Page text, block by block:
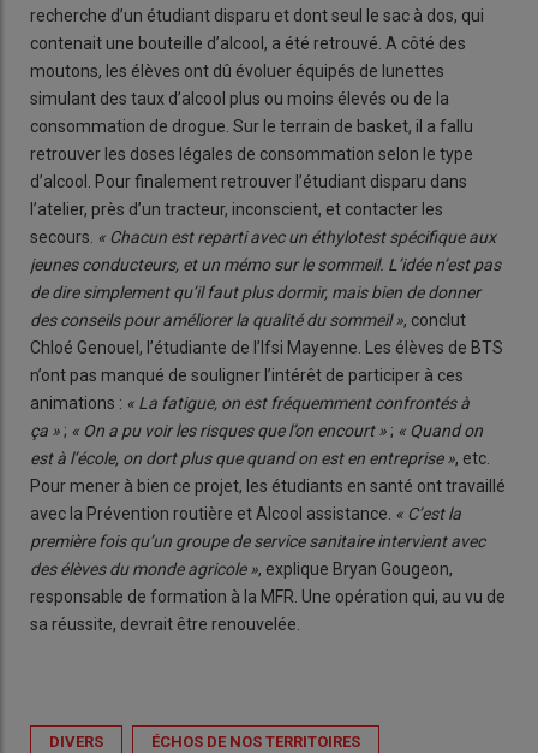
recherche d’un étudiant disparu et dont seul le sac à dos, qui
contenait une bouteille d’alcool, a été retrouvé. A côté des
moutons, les élèves ont dû évoluer équipés de lunettes
simulant des taux d’alcool plus ou moins élevés ou de la
consommation de drogue. Sur le terrain de basket, il a fallu
retrouver les doses légales de consommation selon le type
d’alcool. Pour finalement retrouver l’étudiant disparu dans
l’atelier, près d’un tracteur, inconscient, et contacter les
secours. « Chacun est reparti avec un éthylotest spécifique aux
jeunes conducteurs, et un mémo sur le sommeil. L’idée n’est pas
de dire simplement qu’il faut plus dormir, mais bien de donner
des conseils pour améliorer la qualité du sommeil », conclut
Chloé Genouel, l’étudiante de l’Ifsi Mayenne. Les élèves de BTS
n’ont pas manqué de souligner l’intérêt de participer à ces
animations : « La fatigue, on est fréquemment confrontés à
ça »; « On a pu voir les risques que l’on encourt »; « Quand on
est à l’école, on dort plus que quand on est en entreprise », etc.
Pour mener à bien ce projet, les étudiants en santé ont travaillé
avec la Prévention routière et Alcool assistance. « C’est la
première fois qu’un groupe de service sanitaire intervient avec
des élèves du monde agricole », explique Bryan Gougeon,
responsable de formation à la MFR. Une opération qui, au vu de
sa réussite, devrait être renouvelée.
DIVERS ÉCHOS DE NOS TERRITOIRES